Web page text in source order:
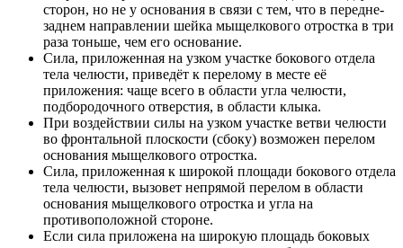
сторон, но не у основания в связи с тем, что в передне-
заднем направлении шейка мыщелкового отростка в три
раза тоньше, чем его основание.
Сила, приложенная на узком участке бокового отдела
тела челюсти, приведёт к перелому в месте её
приложения: чаще всего в области угла челюсти,
подбородочного отверстия, в области клыка.
При воздействии силы на узком участке ветви челюсти
во фронтальной плоскости (сбоку) возможен перелом
основания мыщелкового отростка.
Сила, приложенная к широкой площади бокового отдела
тела челюсти, вызовет непрямой перелом в области
основания мыщелкового отростка и угла на
противоположной стороне.
Если сила приложена на широкую площадь боковых